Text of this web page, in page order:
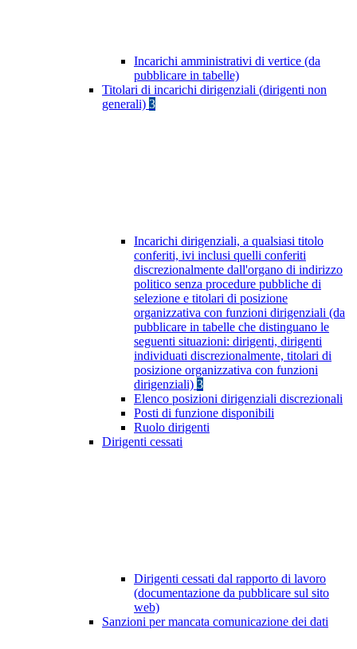
Incarichi amministrativi di vertice (da
pubblicare in tabelle)
Titolari di incarichi dirigenziali (dirigenti non
generali) 3
Incarichi dirigenziali, a qualsiasi titolo
conferiti, ivi inclusi quelli conferiti
discrezionalmente dall'organo di indirizzo
politico senza procedure pubbliche di
selezione e titolari di posizione
organizzativa con funzioni dirigenziali (da
pubblicare in tabelle che distinguano le
seguenti situazioni: dirigenti, dirigenti
individuati discrezionalmente, titolari di
posizione organizzativa con funzioni
dirigenziali) 3
Elenco posizioni dirigenziali discrezionali
Posti di funzione disponibili
Ruolo dirigenti
Dirigenti cessati
Dirigenti cessati dal rapporto di lavoro
(documentazione da pubblicare sul sito
web)
Sanzioni per mancata comunicazione dei dati